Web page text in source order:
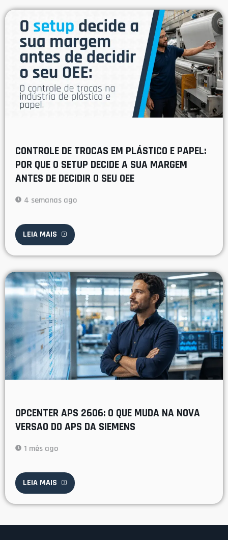
CONTROLE DE TROCAS EM PLÁSTICO E PAPEL:
POR QUE O SETUP DECIDE A SUA MARGEM
ANTES DE DECIDIR O SEU OEE
4 semanas ago
LEIA MAIS
OPCENTER APS 2606: O QUE MUDA NA NOVA
VERSAO DO APS DA SIEMENS
1 mês ago
LEIA MAIS